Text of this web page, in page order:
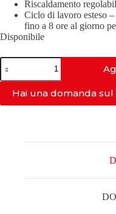
Riscaldamento
Ciclo di lavoro esteso
fino a 8 ore al giorno
Disponibile
IND-
30-
40kHz
quantitàHai una domanda